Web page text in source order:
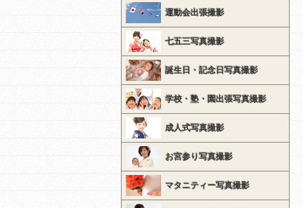
運動会出張撮影
七五三写真撮影
誕生日・記念日写真撮影
学校・塾・園出張写真撮影
成人式写真撮影
お宮参り写真撮影
マタニティー写真撮影